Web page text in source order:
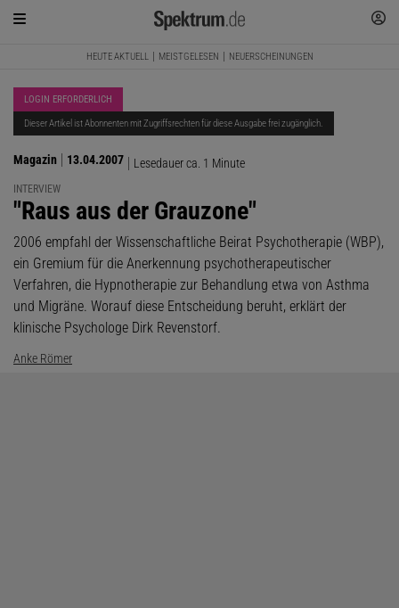
HEUTE AKTUELL MEISTGELESEN NEUERSCHEINUNGEN
LOGIN ERFORDERLICH
Dieser Artikel ist Abonnenten mit Zugriffsrechten für diese Ausgabe frei zugänglich.
Magazin 13.04.2007 Lesedauer ca. 1 Minute
INTERVIEW
:
"Raus aus der Grauzone"
2006 empfahl der Wissenschaftliche Beirat Psychotherapie (WBP),
ein Gremium für die Anerkennung psychotherapeutischer
Verfahren, die Hypnotherapie zur Behandlung etwa von Asthma
und Migräne. Worauf diese Entscheidung beruht, erklärt der
klinische Psychologe Dirk Revenstorf.
Anke Römer